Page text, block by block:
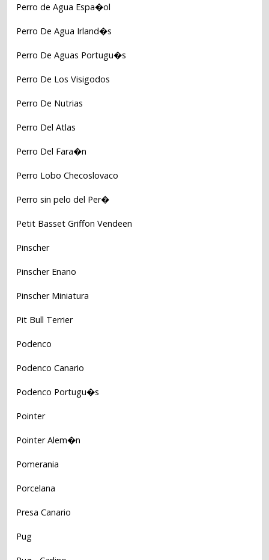
Perro de Agua Espa�ol
Perro De Agua Irland�s
Perro De Aguas Portugu�s
Perro De Los Visigodos
Perro De Nutrias
Perro Del Atlas
Perro Del Fara�n
Perro Lobo Checoslovaco
Perro sin pelo del Per�
Petit Basset Griffon Vendeen
Pinscher
Pinscher Enano
Pinscher Miniatura
Pit Bull Terrier
Podenco
Podenco Canario
Podenco Portugu�s
Pointer
Pointer Alem�n
Pomerania
Porcelana
Presa Canario
Pug